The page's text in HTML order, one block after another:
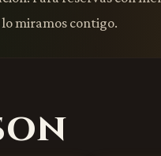
miramos contigo.